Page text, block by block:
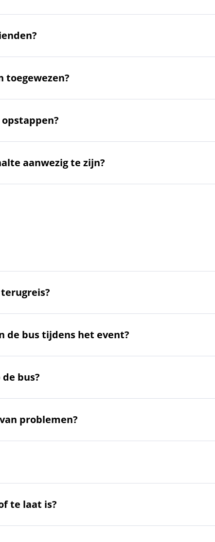
toegewezen?
aanwezig te zijn?
de bus tijdens het event?
bus?
problemen?
te laat is?